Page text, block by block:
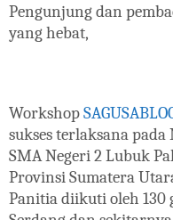
Pengunjung dan
yang hebat,
Workshop
sukses terlaksana
SMA Negeri 2 Lubuk
Provinsi Sumatera
Panitia diikuti oleh